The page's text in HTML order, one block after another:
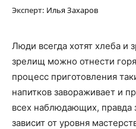
Эксперт: Илья Захаров
Люди всегда хотят хлеба и
зрелищ можно отнести
процесс приготовления
напитков завораживает и
всех наблюдающих, правда
зависит от уровня